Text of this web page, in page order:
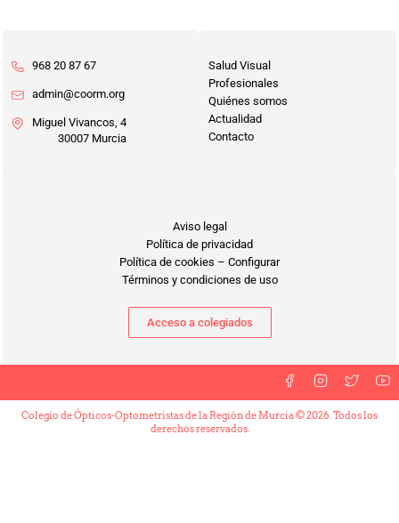
968 20 87 67
admin@coorm.org
Miguel Vivancos, 4
30007 Murcia
Salud Visual
Profesionales
Quiénes somos
Actualidad
Contacto
Aviso legal
Política de privacidad
Política de cookies – Configurar
Términos y condiciones de uso
Acceso a colegiados
Colegio de Ópticos-Optometristas de la Región de Murcia © 2026. Todos los
derechos reservados.